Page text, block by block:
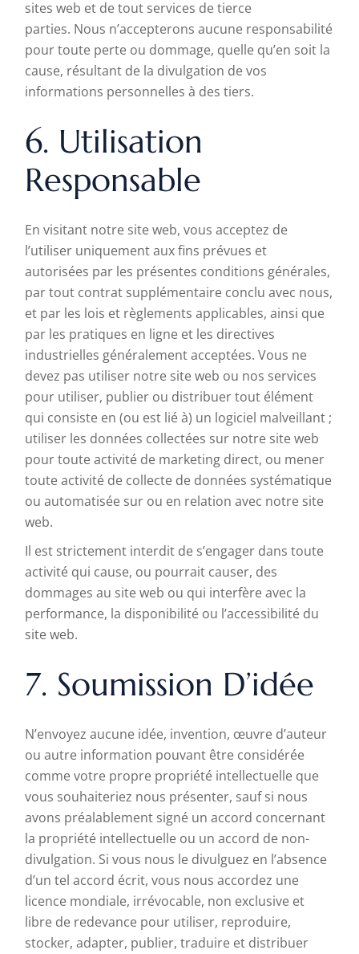
sites web et de tout services de tierce
parties. Nous n’accepterons aucune responsabilité
pour toute perte ou dommage, quelle qu’en soit la
cause, résultant de la divulgation de vos
informations personnelles à des tiers.
6. Utilisation
Responsable
En visitant notre site web, vous acceptez de
l’utiliser uniquement aux fins prévues et
autorisées par les présentes conditions générales,
par tout contrat supplémentaire conclu avec nous,
et par les lois et règlements applicables, ainsi que
par les pratiques en ligne et les directives
industrielles généralement acceptées. Vous ne
devez pas utiliser notre site web ou nos services
pour utiliser, publier ou distribuer tout élément
qui consiste en (ou est lié à) un logiciel malveillant ;
utiliser les données collectées sur notre site web
pour toute activité de marketing direct, ou mener
toute activité de collecte de données systématique
ou automatisée sur ou en relation avec notre site
web.
Il est strictement interdit de s’engager dans toute
activité qui cause, ou pourrait causer, des
dommages au site web ou qui interfère avec la
performance, la disponibilité ou l’accessibilité du
site web.
7. Soumission D’idée
N’envoyez aucune idée, invention, œuvre d’auteur
ou autre information pouvant être considérée
comme votre propre propriété intellectuelle que
vous souhaiteriez nous présenter, sauf si nous
avons préalablement signé un accord concernant
la propriété intellectuelle ou un accord de non-
divulgation. Si vous nous le divulguez en l’absence
d’un tel accord écrit, vous nous accordez une
licence mondiale, irrévocable, non exclusive et
libre de redevance pour utiliser, reproduire,
stocker, adapter, publier, traduire et distribuer